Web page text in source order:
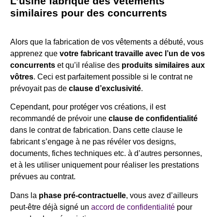
similaires pour des concurrents
Alors que la fabrication de vos vêtements a débuté, vous
apprenez que votre fabricant travaille avec l’un de vos
concurrents et qu’il réalise des produits similaires aux
vôtres. Ceci est parfaitement possible si le contrat ne
prévoyait pas de clause d’exclusivité.
Cependant, pour protéger vos créations, il est
recommandé de prévoir une clause de confidentialité
dans le contrat de fabrication. Dans cette clause le
fabricant s’engage à ne pas révéler vos designs,
documents, fiches techniques etc. à d’autres personnes,
et à les utiliser uniquement pour réaliser les prestations
prévues au contrat.
Dans la phase pré-contractuelle, vous avez d’ailleurs
peut-être déjà signé un accord de confidentialité pour